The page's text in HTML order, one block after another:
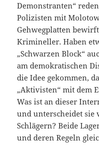
Demonstranten“
Polizisten mit
Gehwegplatten
Krimineller. Haben
„Schwarzen Block“
am demokratischen
die Idee gekommen,
„Aktivisten“ mit dem
Was ist an dieser
und unterscheidet sie
Schlägern? Beide
und deren Regeln